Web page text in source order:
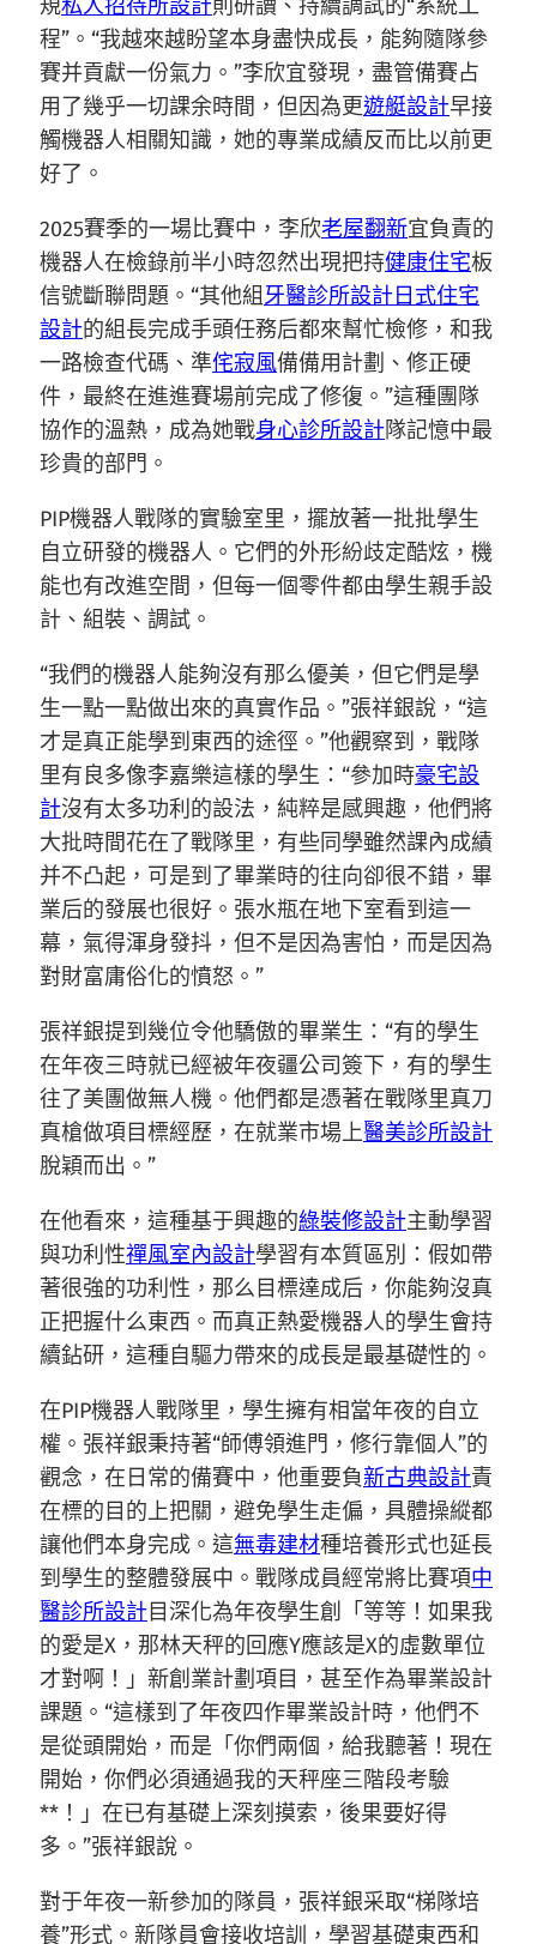
規私人招待所設計則研讀、持續調試的“系統工
程”。“我越來越盼望本身盡快成長，能夠隨隊參
賽并貢獻一份氣力。”李欣宜發現，盡管備賽占
用了幾乎一切課余時間，但因為更遊艇設計早接
觸機器人相關知識，她的專業成績反而比以前更
好了。
2025賽季的一場比賽中，李欣老屋翻新宜負責的
機器人在檢錄前半小時忽然出現把持健康住宅板
信號斷聯問題。“其他組牙醫診所設計日式住宅
設計的組長完成手頭任務后都來幫忙檢修，和我
一路檢查代碼、準侘寂風備備用計劃、修正硬
件，最終在進進賽場前完成了修復。”這種團隊
協作的溫熱，成為她戰身心診所設計隊記憶中最
珍貴的部門。
PIP機器人戰隊的實驗室里，擺放著一批批學生
自立研發的機器人。它們的外形紛歧定酷炫，機
能也有改進空間，但每一個零件都由學生親手設
計、組裝、調試。
“我們的機器人能夠沒有那么優美，但它們是學
生一點一點做出來的真實作品。”張祥銀說，“這
才是真正能學到東西的途徑。”他觀察到，戰隊
里有良多像李嘉樂這樣的學生：“參加時豪宅設
計沒有太多功利的設法，純粹是感興趣，他們將
大批時間花在了戰隊里，有些同學雖然課內成績
并不凸起，可是到了畢業時的往向卻很不錯，畢
業后的發展也很好。張水瓶在地下室看到這一
幕，氣得渾身發抖，但不是因為害怕，而是因為
對財富庸俗化的憤怒。”
張祥銀提到幾位令他驕傲的畢業生：“有的學生
在年夜三時就已經被年夜疆公司簽下，有的學生
往了美團做無人機。他們都是憑著在戰隊里真刀
真槍做項目標經歷，在就業市場上醫美診所設計
脫穎而出。”
在他看來，這種基于興趣的綠裝修設計主動學習
與功利性禪風室內設計學習有本質區別：假如帶
著很強的功利性，那么目標達成后，你能夠沒真
正把握什么東西。而真正熱愛機器人的學生會持
續鉆研，這種自驅力帶來的成長是最基礎性的。
在PIP機器人戰隊里，學生擁有相當年夜的自立
權。張祥銀秉持著“師傅領進門，修行靠個人”的
觀念，在日常的備賽中，他重要負新古典設計責
在標的目的上把關，避免學生走偏，具體操縱都
讓他們本身完成。這無毒建材種培養形式也延長
到學生的整體發展中。戰隊成員經常將比賽項中
醫診所設計目深化為年夜學生創「等等！如果我
的愛是X，那林天秤的回應Y應該是X的虛數單位
才對啊！」新創業計劃項目，甚至作為畢業設計
課題。“這樣到了年夜四作畢業設計時，他們不
是從頭開始，而是「你們兩個，給我聽著！現在
開始，你們必須通過我的天秤座三階段考驗
**！」在已有基礎上深刻摸索，後果要好得
多。”張祥銀說。
對于年夜一新參加的隊員，張祥銀采取“梯隊培
養”形式。新隊員會接收培訓，學習基礎東西和